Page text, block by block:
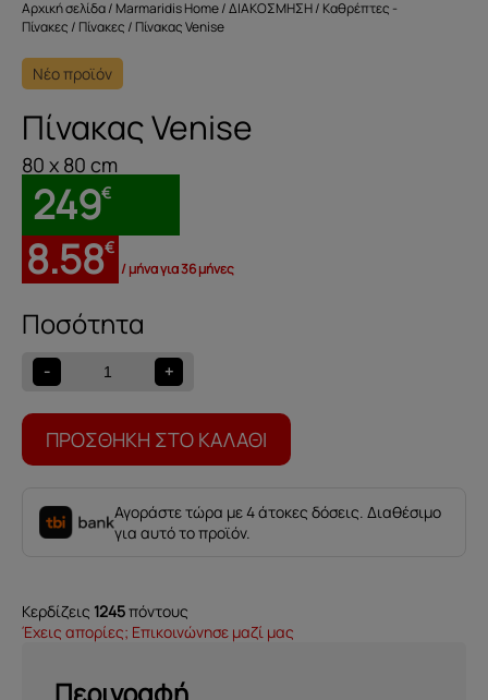
Αρχική σελίδα/ Marmaridis Home/ΔΙΑΚΟΣΜΗΣΗ/ Καθρέπτες -
Πίνακες / Πίνακες / Πίνακας Venise
Νέο προϊόν
Πίνακας Venise
80 x 80 cm
249€
8.58€
/ μήνα για 36 μήνες
-
Πίνακας
Venise
ποσότητα
+
ΠΡΟΣΘΉΚΗ ΣΤΟ ΚΑΛΆΘΙ
Αγοράστε τώρα με 4 άτοκες δόσεις. Διαθέσιμο
για αυτό το προϊόν.
Κερδίζεις 1245πόντους
Έχεις απορίες; Επικοινώνησε μαζί μας